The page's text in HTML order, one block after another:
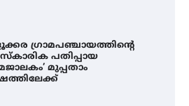
ഗ്രാമപഞ്ചായത്തിന്റെ
പതിപ്പായ
മുപ്പതാം